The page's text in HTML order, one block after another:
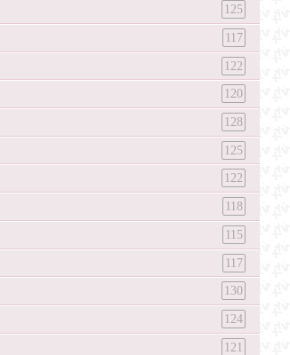
125
117
122
120
128
125
122
118
115
117
130
124
121